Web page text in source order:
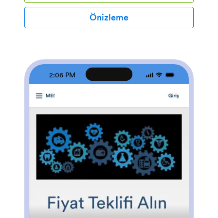
doldurabilirler. Araç Satış Uygulamanızı kodlama
gerektirmeden özelleştirin. Daha fazla form oluşturmak,
diğer web sitelerine bağlantılar eklemek, mevcut metni
olduğunda bağlantısını web sitenizde yayınlayın veya
form yanıtlarını kabul etmeye başlamak için
müşterilerinize gönderin. İşletmeniz için tamamen özel
bayinizin daha düzgün çalışmasını sağlayın.
Önizleme
2:06 PM